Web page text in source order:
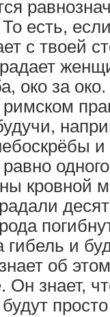
есть,
с твоей
око за
кровной
и
об
Он знает,